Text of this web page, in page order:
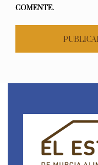
COMENTE.